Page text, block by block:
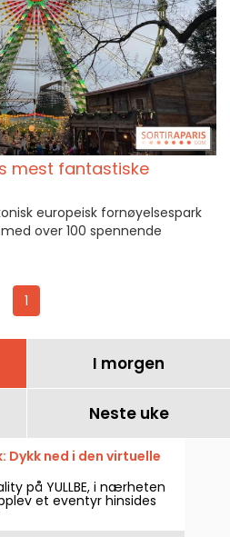
mest fantastiske
europeisk fornøyelsespark
over 100 spennende
1
I morgen
Neste uke
Dykk ned i den virtuelle
på YULLBE, i nærheten
et eventyr hinsides